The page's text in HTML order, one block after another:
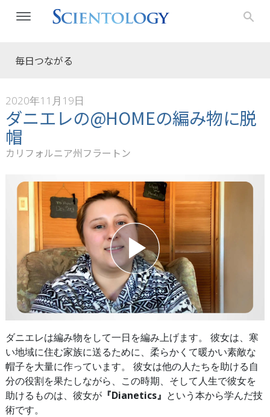
毎日つながる
2020年11月19日
ダニエレの@HOMEの編み物に脱
帽
カリフォルニア州フラートン
ダニエレは編み物をして一日を編み上げます。 彼女は、寒
い地域に住む家族に送るために、柔らかくて暖かい素敵な
帽子を大量に作っています。 彼女は他の人たちを助ける自
分の役割を果たしながら、この時期、そして人生で彼女を
助けるものは、彼女が 『Dianetics』 という本から学んだ技
術です。